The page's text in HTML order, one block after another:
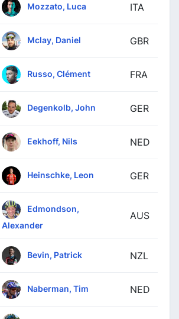
Mozzato, Luca ITA
Mclay, Daniel GBR
Russo, Clément FRA
Degenkolb, John GER
Eekhoff, Nils NED
Heinschke, Leon GER
Edmondson,
Alexander
AUS
Bevin, Patrick NZL
Naberman, Tim NED